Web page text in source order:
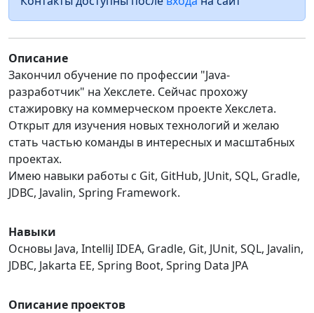
Описание
Закончил обучение по профессии "Java-
разработчик" на Хекслете. Сейчас прохожу
стажировку на коммерческом проекте Хекслета.
Открыт для изучения новых технологий и желаю
стать частью команды в интересных и масштабных
проектах.
Имею навыки работы с Git, GitHub, JUnit, SQL, Gradle,
JDBC, Javalin, Spring Framework.
Навыки
Основы Java, IntelliJ IDEA, Gradle, Git, JUnit, SQL, Javalin,
JDBC, Jakarta EE, Spring Boot, Spring Data JPA
Описание проектов